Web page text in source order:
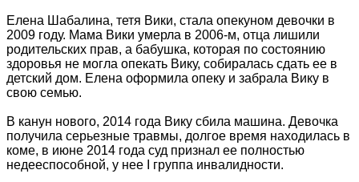
Елена Шабалина, тетя Вики, стала опекуном девочки в
2009 году. Мама Вики умерла в 2006-м, отца лишили
родительских прав, а бабушка, которая по состоянию
здоровья не могла опекать Вику, собиралась сдать ее в
детский дом. Елена оформила опеку и забрала Вику в
свою семью.
В канун нового, 2014 года Вику сбила машина. Девочка
получила серьезные травмы, долгое время находилась в
коме, в июне 2014 года суд признал ее полностью
недееспособной, у нее I группа инвалидности.